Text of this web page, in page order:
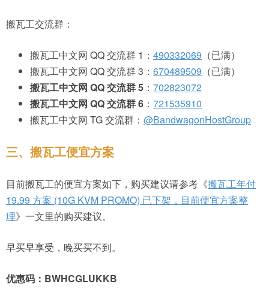
搬瓦工交流群：
搬瓦工中文网 QQ 交流群 1： 490332069 （已满）
搬瓦工中文网 QQ 交流群 3： 670489509 （已满）
搬瓦工中文网 QQ 交流群 5 ： 702823072
搬瓦工中文网 QQ 交流群 6 ： 721535910
搬瓦工中文网 TG 交流群： @BandwagonHostGroup
三、搬瓦工便宜方案
目前搬瓦工的便宜方案如下，购买建议请参考《搬瓦工年付
19.99 方案 (10G KVM PROMO) 已下架，目前便宜方案整
理》一文里的购买建议。
早买早享受，晚买买不到。
优惠码：BWHCGLUKKB